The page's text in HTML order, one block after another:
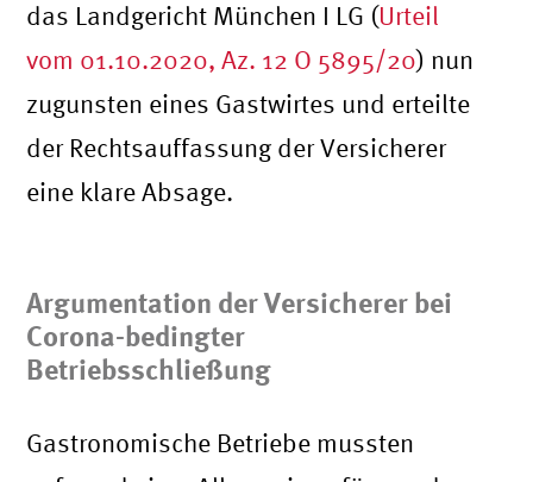
das Landgericht München I LG (Urteil
vom 01.10.2020, Az. 12 O 5895/20) nun
zugunsten eines Gastwirtes und erteilte
der Rechtsauffassung der Versicherer
eine klare Absage.
Argumentation der Versicherer bei
Corona-bedingter
Betriebsschließung
Gastronomische Betriebe mussten